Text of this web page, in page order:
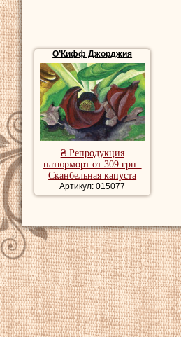
О’Кифф Джорджия
₴ Репродукция
натюрморт от 309 грн.:
Сканбельная капуста
Артикул: 015077